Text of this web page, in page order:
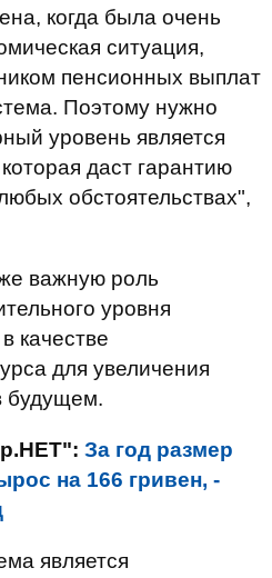
когда была очень
ситуация,
пенсионных выплат
Поэтому нужно
уровень является
даст гарантию
обстоятельствах",
важную роль
уровня
качестве
для увеличения
будущем.
За год размер
на 166 гривен, -
является